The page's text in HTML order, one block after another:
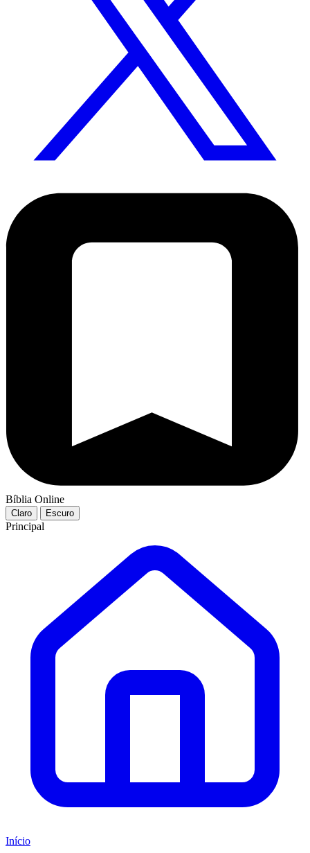
Bíblia Online
Claro Escuro
Principal
Início